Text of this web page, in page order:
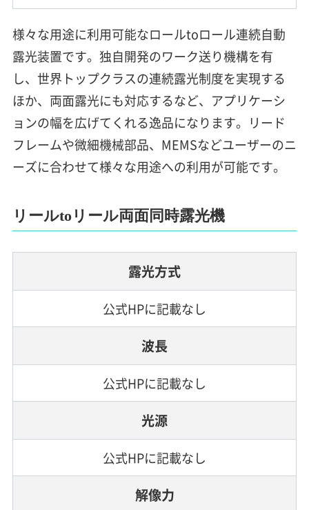
様々な用途に利用可能なロールtoロール連続自動
露光装置です。独自開発のワーク送り機構を有
し、世界トップクラスの連続露光制度を実現する
ほか、両面露光にも対応するなど、アプリケーシ
ョンの幅を広げてくれる逸品になります。リード
フレームや微細機械部品、MEMSなどユーザーのニ
ーズに合わせて様々な用途への利用が可能です。
リールtoリール両面同時露光機
露光方式
公式HPに記載なし
波長
公式HPに記載なし
光源
公式HPに記載なし
解像力